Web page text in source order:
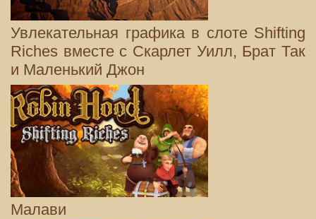
Увлекательная графика в слоте Shifting
Riches вместе с Скарлет Уилл, Брат Так
и Маленький Джон
Малави